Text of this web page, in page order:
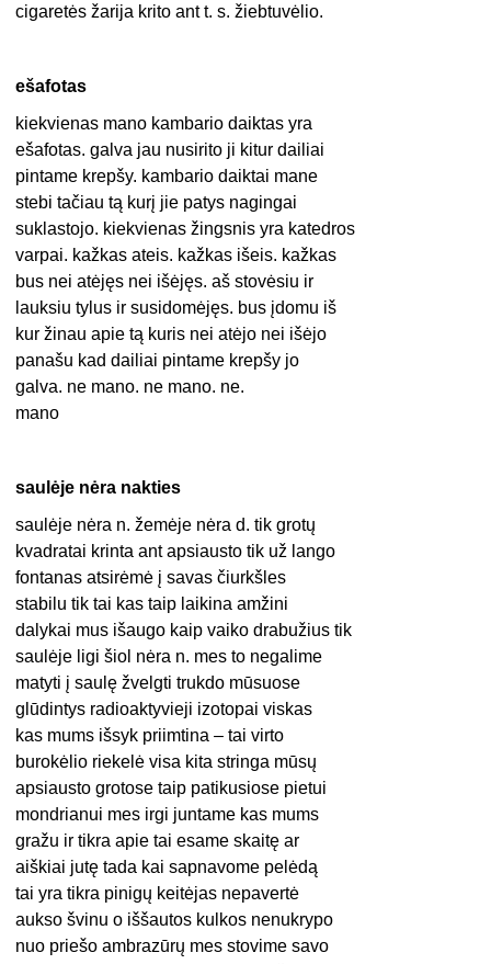
cigaretės žarija krito ant t. s. žiebtuvėlio.
ešafotas
kiekvienas mano kambario daiktas yra
ešafotas. galva jau nusirito ji kitur dailiai
pintame krepšy. kambario daiktai mane
stebi tačiau tą kurį jie patys nagingai
suklastojo. kiekvienas žingsnis yra katedros
varpai. kažkas ateis. kažkas išeis. kažkas
bus nei atėjęs nei išėjęs. aš stovėsiu ir
lauksiu tylus ir susidomėjęs. bus įdomu iš
kur žinau apie tą kuris nei atėjo nei išėjo
panašu kad dailiai pintame krepšy jo
galva. ne mano. ne mano. ne.
mano
saulėje nėra nakties
saulėje nėra n. žemėje nėra d. tik grotų
kvadratai krinta ant apsiausto tik už lango
fontanas atsirėmė į savas čiurkšles
stabilu tik tai kas taip laikina amžini
dalykai mus išaugo kaip vaiko drabužius tik
saulėje ligi šiol nėra n. mes to negalime
matyti į saulę žvelgti trukdo mūsuose
glūdintys radioaktyvieji izotopai viskas
kas mums išsyk priimtina – tai virto
burokėlio riekelė visa kita stringa mūsų
apsiausto grotose taip patikusiose pietui
mondrianui mes irgi juntame kas mums
gražu ir tikra apie tai esame skaitę ar
aiškiai jutę tada kai sapnavome pelėdą
tai yra tikra pinigų keitėjas nepavertė
aukso švinu o iššautos kulkos nenukrypo
nuo priešo ambrazūrų mes stovime savo